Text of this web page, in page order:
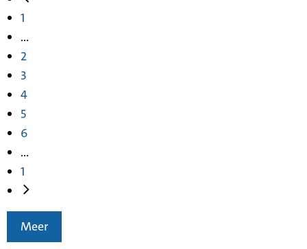
1
...
2
3
4
5
6
...
1
Meer